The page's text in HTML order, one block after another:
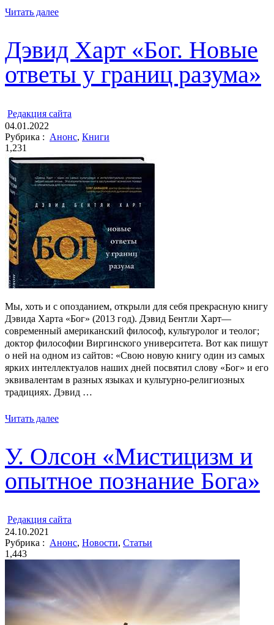
Читать далее
Дэвид Харт «Бог. Новые
ответы у границ разума»
Редакция cайта
04.01.2022
Рубрика : Анонс, Книги
1,231
Мы, хоть и с опозданием, открыли для себя прекрасную книгу
Дэвида Харта «Бог» (2013 год). Дэвид Бентли Харт—
современный американский философ, культуролог и теолог;
доктор философии Виргинского университета. Вот как пишут
о ней на одном из сайтов: «Свою новую книгу один из самых
ярких интеллектуалов наших дней посвятил слову «Бог» и его
эквивалентам в разных языках и культурно-религиозных
традициях. Дэвид …
Читать далее
У. Олсон «Мистицизм и
опытное познание Бога»
Редакция cайта
24.10.2021
Рубрика : Анонс, Новости, Статьи
1,443